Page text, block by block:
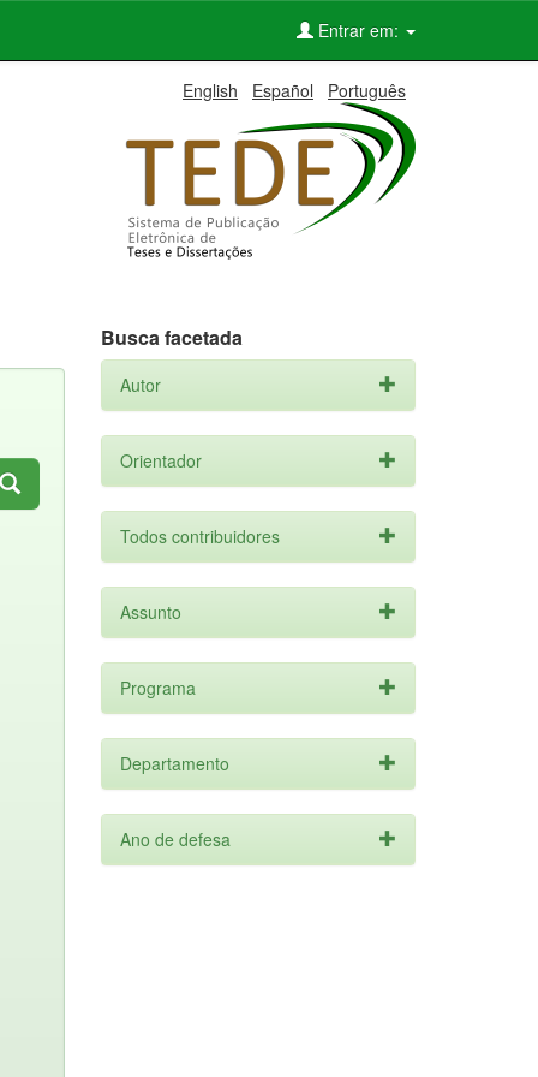
Entrar em:
English Español Português
Busca facetada
Autor
Orientador
Todos contribuidores
Assunto
Programa
Departamento
Ano de defesa